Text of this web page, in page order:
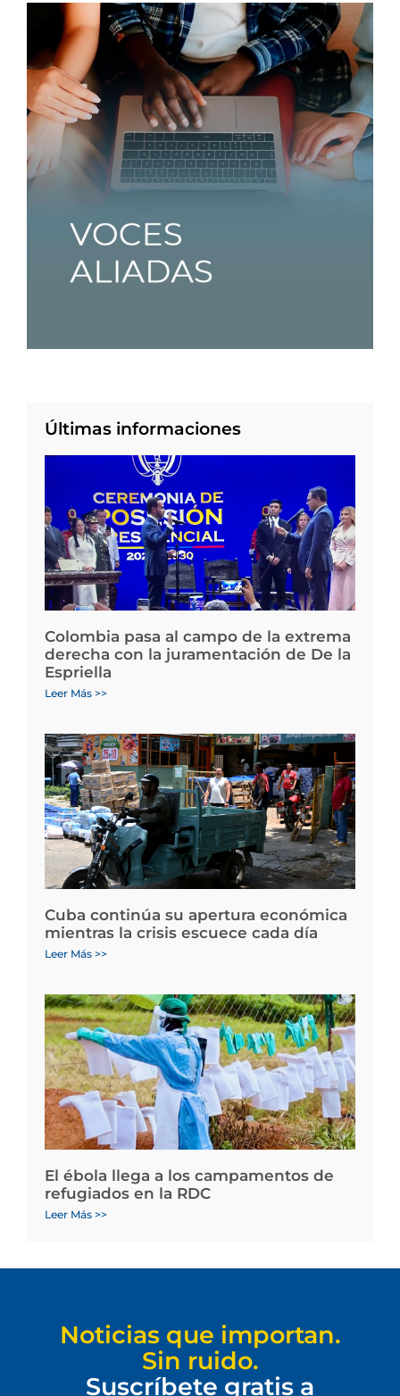
Últimas informaciones
Colombia pasa al campo de la extrema
derecha con la juramentación de De la
Espriella
Leer Más >>
Cuba continúa su apertura económica
mientras la crisis escuece cada día
Leer Más >>
El ébola llega a los campamentos de
refugiados en la RDC
Leer Más >>
Noticias que importan.
Sin ruido.
Suscríbete gratis a